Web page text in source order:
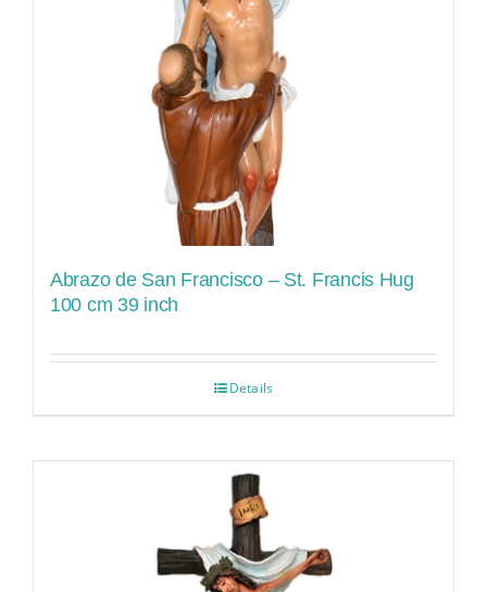
Abrazo de San Francisco – St. Francis Hug
100 cm 39 inch
Details